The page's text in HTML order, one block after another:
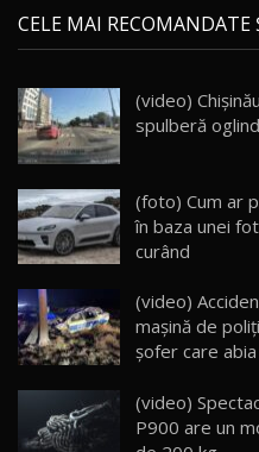
21
Micul BYD
AutoBlog.MD
16:59
22
Noua
26:59
23
Lynk & Co
25:19
24
ZEEKR
Van Electric
26:38
mai Exclusiv
Moldova
32:21
CELE MAI RECOMANDATE
(video)
spulberă
(foto) Cum ar
în baza unei
curând
(video)
mașină de
șofer care
(video)
P900 are un